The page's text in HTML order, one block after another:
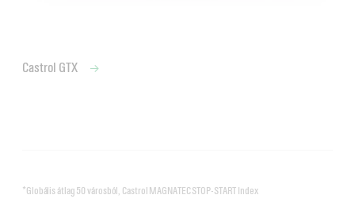
Castrol GTX
*Globális átlag 50 városból, Castrol MAGNATEC STOP-START Index